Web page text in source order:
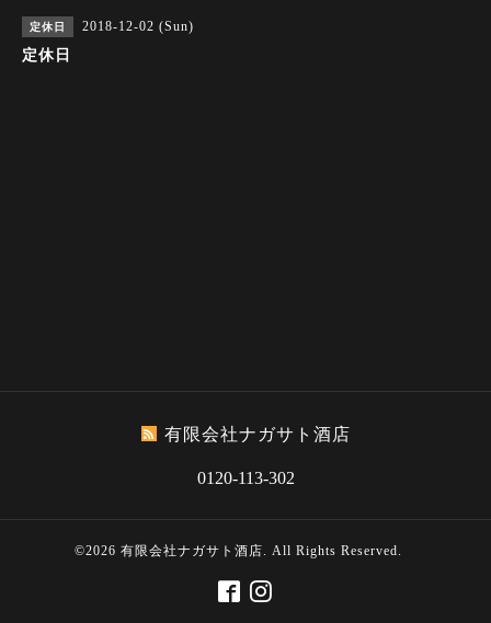
定休日 2018-12-02 (Sun)
定休日
有限会社ナガサト酒店
0120-113-302
©2026 有限会社ナガサト酒店. All Rights Reserved.